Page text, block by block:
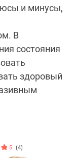
и минусы,
В
состояния
здоровый
5 (4)